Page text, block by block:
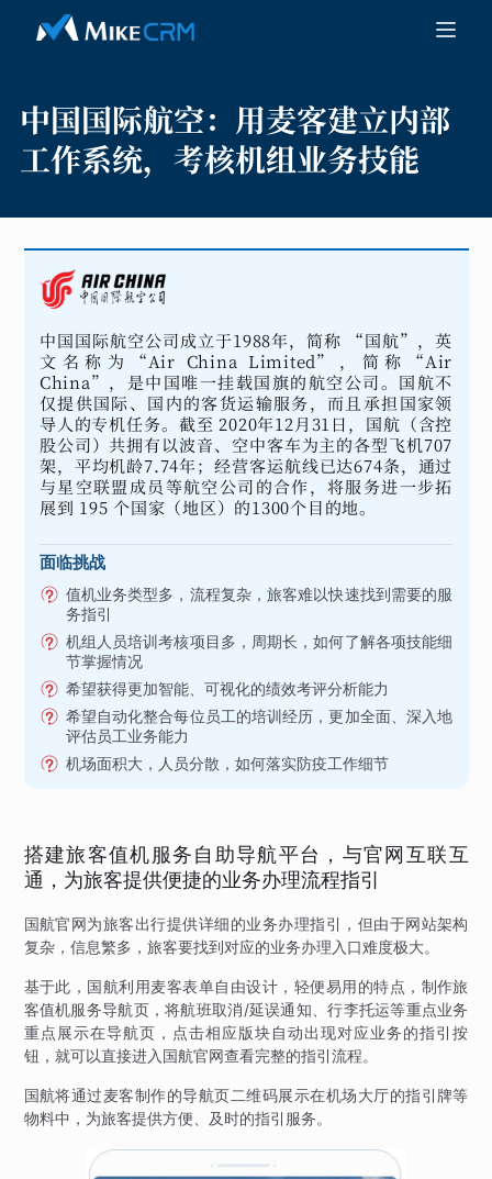
中国国际航空： 用麦客建立内部
工作系统，考核机组业务技能
中国国际航空公司成立于1988年，简称 “国航”，英
文名称为“Air China Limited”，简称“Air
China”，是中国唯一挂载国旗的航空公司。国航不
仅提供国际、国内的客货运输服务，而且承担国家领
导人的专机任务。截至 2020年12月31日，国航（含控
股公司）共拥有以波音、空中客车为主的各型飞机707
架，平均机龄7.74年；经营客运航线已达674条，通过
与星空联盟成员等航空公司的合作，将服务进一步拓
展到 195 个国家（地区）的1300个目的地。
面临挑战
值机业务类型多，流程复杂，旅客难以快速找到需要的服
务指引
机组人员培训考核项目多，周期长，如何了解各项技能细
节掌握情况
希望获得更加智能、可视化的绩效考评分析能力
希望自动化整合每位员工的培训经历，更加全面、深入地
评估员工业务能力
机场面积大，人员分散，如何落实防疫工作细节
搭建旅客值机服务自助导航平台，与官网互联互
通，为旅客提供便捷的业务办理流程指引
国航官网为旅客出行提供详细的业务办理指引，但由于网站架构
复杂，信息繁多，旅客要找到对应的业务办理入口难度极大。
基于此，国航利用麦客表单自由设计，轻便易用的特点，制作旅
客值机服务导航页，将航班取消/延误通知、行李托运等重点业务
重点展示在导航页，点击相应版块自动出现对应业务的指引按
钮，就可以直接进入国航官网查看完整的指引流程。
国航将通过麦客制作的导航页二维码展示在机场大厅的指引牌等
物料中，为旅客提供方便、及时的指引服务。